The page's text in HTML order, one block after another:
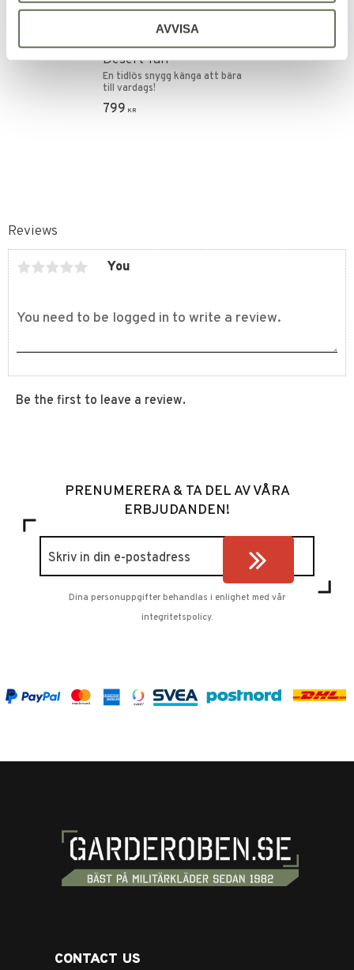
AVVISA
Reviews
You
Be the first to leave a review.
Add to favorites
G.I Panama Ökenkänga
Desert Tan
En tidlös snygg känga att bära
till vardags!
799 KR
PRENUMERERA & TA DEL AV VÅRA
ERBJUDANDEN!
Dina personuppgifter behandlas i enlighet med vår
integritetspolicy.
CONTACT US